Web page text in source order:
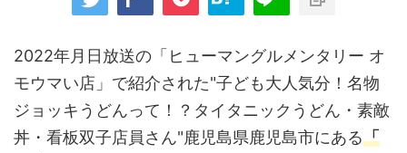
2022年月日放送の「ヒューマングルメンタリー オ
モウマい店」で紹介された"子ども大人気分！名物
ジョッキうどんって！？タイタニックうどん・素敵
丼・看板双子店員さん"鹿児島県鹿児島市にある「